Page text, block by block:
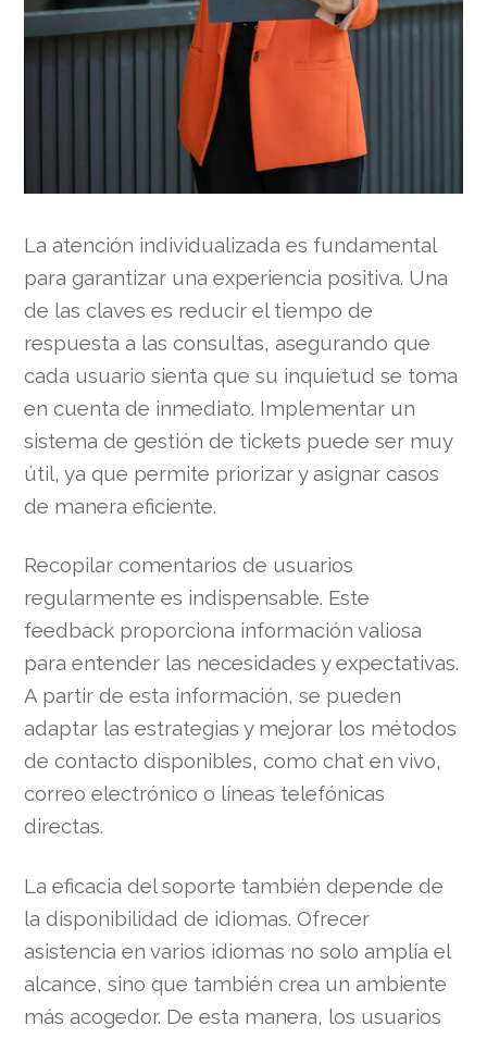
La atención individualizada es fundamental
para garantizar una experiencia positiva. Una
de las claves es reducir el tiempo de
respuesta a las consultas, asegurando que
cada usuario sienta que su inquietud se toma
en cuenta de inmediato. Implementar un
sistema de gestión de tickets puede ser muy
útil, ya que permite priorizar y asignar casos
de manera eficiente.
Recopilar comentarios de usuarios
regularmente es indispensable. Este
feedback proporciona información valiosa
para entender las necesidades y expectativas.
A partir de esta información, se pueden
adaptar las estrategias y mejorar los métodos
de contacto disponibles, como chat en vivo,
correo electrónico o líneas telefónicas
directas.
La eficacia del soporte también depende de
la disponibilidad de idiomas. Ofrecer
asistencia en varios idiomas no solo amplía el
alcance, sino que también crea un ambiente
más acogedor. De esta manera, los usuarios